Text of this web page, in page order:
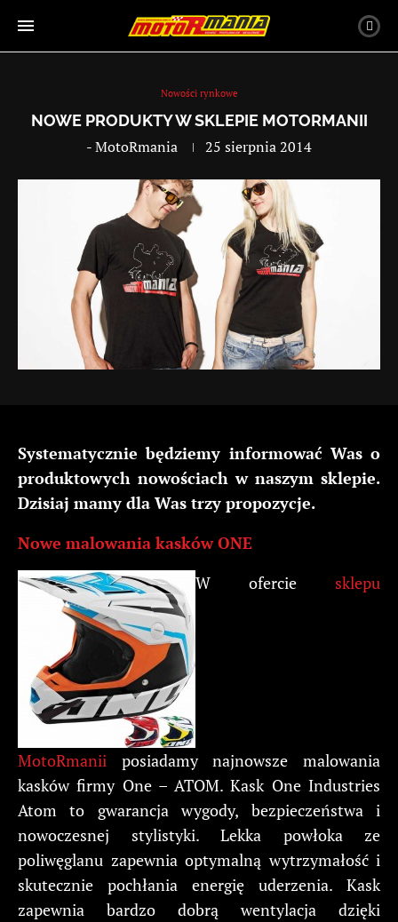
Nowości rynkowe
NOWE PRODUKTY W SKLEPIE MOTORMANII
-MotoRmania 25 sierpnia 2014
Systematycznie będziemy informować Was o
produktowych nowościach w naszym sklepie.
Dzisiaj mamy dla Was trzy propozycje.
Nowe malowania kasków ONE
W ofercie sklepu
MotoRmanii posiadamy najnowsze malowania
kasków firmy One – ATOM. Kask One Industries
Atom to gwarancja wygody, bezpieczeństwa i
nowoczesnej stylistyki. Lekka powłoka ze
poliwęglanu zapewnia optymalną wytrzymałość i
skutecznie pochłania energię uderzenia. Kask
zapewnia bardzo dobrą wentylacja dzięki